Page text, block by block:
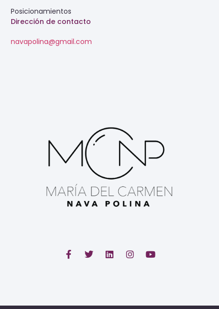
Dirección de contacto
navapolina@gmail.com
Posicionamientos